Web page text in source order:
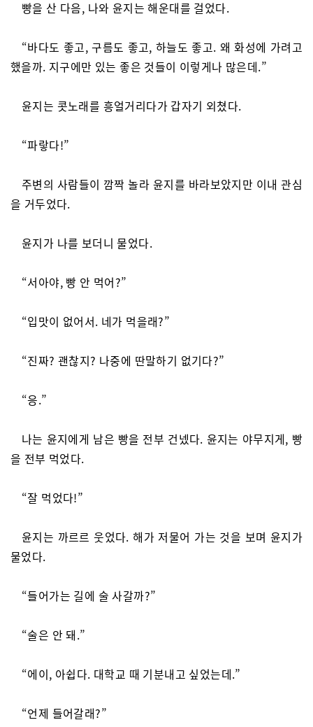
빵을 산 다음, 나와 윤지는 해운대를 걸었다.
“바다도 좋고, 구름도 좋고, 하늘도 좋고. 왜 화성에 가려고
했을까. 지구에만 있는 좋은 것들이 이렇게나 많은데.”
윤지는 콧노래를 흥얼거리다가 갑자기 외쳤다.
“파랗다!”
주변의 사람들이 깜짝 놀라 윤지를 바라보았지만 이내 관심
을 거두었다.
윤지가 나를 보더니 물었다.
“서아야, 빵 안 먹어?”
“입맛이 없어서. 네가 먹을래?”
“진짜? 괜찮지? 나중에 딴말하기 없기다?”
“응.”
나는 윤지에게 남은 빵을 전부 건넸다. 윤지는 야무지게, 빵
을 전부 먹었다.
“잘 먹었다!”
윤지는 까르르 웃었다. 해가 저물어 가는 것을 보며 윤지가
물었다.
“들어가는 길에 술 사갈까?”
“술은 안 돼.”
“에이, 아쉽다. 대학교 때 기분내고 싶었는데.”
“언제 들어갈래?”